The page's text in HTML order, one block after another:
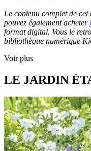
Le contenu complet de
pouvez également acheter
format digital. Vous le
bibliothèque numérique
Voir plus
LE JARDIN